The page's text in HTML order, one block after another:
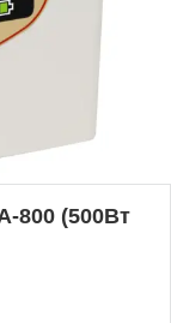
800 (500Вт